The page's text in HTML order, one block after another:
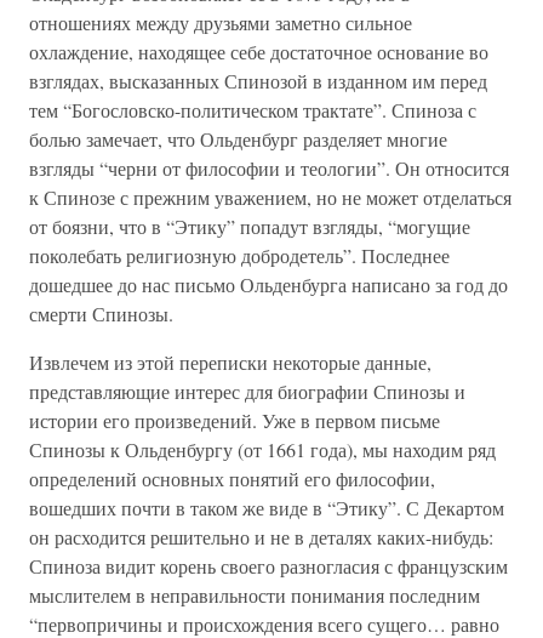
отношениях между друзьями заметно сильное
охлаждение, находящее себе достаточное основание во
взглядах, высказанных Спинозой в изданном им перед
тем “Богословско-политическом трактате”. Спиноза с
болью замечает, что Ольденбург разделяет многие
взгляды “черни от философии и теологии”. Он относится
к Спинозе с прежним уважением, но не может отделаться
от боязни, что в “Этику” попадут взгляды, “могущие
поколебать религиозную добродетель”. Последнее
дошедшее до нас письмо Ольденбурга написано за год до
смерти Спинозы.
Извлечем из этой переписки некоторые данные,
представляющие интерес для биографии Спинозы и
истории его произведений. Уже в первом письме
Спинозы к Ольденбургу (от 1661 года), мы находим ряд
определений основных понятий его философии,
вошедших почти в таком же виде в “Этику”. С Декартом
он расходится решительно и не в деталях каких-нибудь:
Спиноза видит корень своего разногласия с французским
мыслителем в неправильности понимания последним
“первопричины и происхождения всего сущего… равно